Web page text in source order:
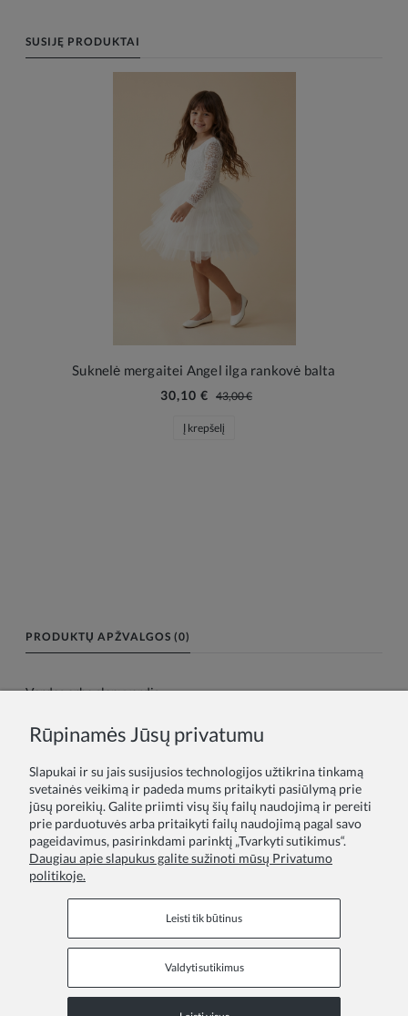
SUSIJĘ PRODUKTAI
Suknelė mergaitei Angel ilga rankovė balta
30,10 € 43,00 €
Į krepšelį
PRODUKTŲ APŽVALGOS (0)
Vardas arba slapyvardis:
Rūpinamės Jūsų privatumu
Slapukai ir su jais susijusios technologijos užtikrina tinkamą
svetainės veikimą ir padeda mums pritaikyti pasiūlymą prie
jūsų poreikių. Galite priimti visų šių failų naudojimą ir pereiti
prie parduotuvės arba pritaikyti failų naudojimą pagal savo
pageidavimus, pasirinkdami parinktį „Tvarkyti sutikimus“.
Daugiau apie slapukus galite sužinoti mūsų Privatumo
politikoje.
Leisti tik būtinus
Valdyti sutikimus